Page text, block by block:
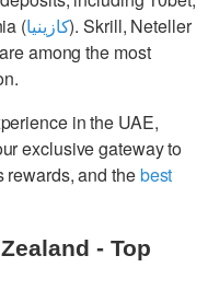
(كازينيا). Skrill, Neteller
among the most
in the UAE,
exclusive gateway to
rewards, and thebest
- Top